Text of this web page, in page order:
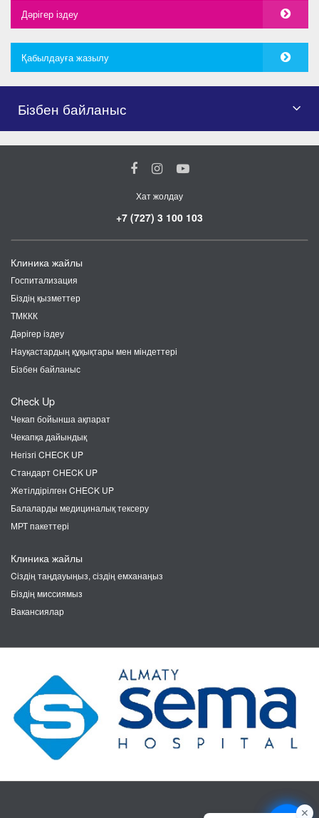
Дәрігер іздеу
Қабылдауға жазылу
Бізбен байланыс
Хат жолдау
+7 (727) 3 100 103
Клиника жайлы
Госпитализация
Біздің қызметтер
ТМККК
Дәрігер іздеу
Науқастардың құқықтары мен міндеттері
Бізбен байланыс
Check Up
Чекап бойынша ақпарат
Чекапқа дайындық
Негізгі CHECK UP
Стандарт CHECK UP
Жетілдірілген CHECK UP
Балаларды медициналық тексеру
МРТ пакеттері
Клиника жайлы
Cіздің таңдауыңыз, сіздің емханаңыз
Біздің миссиямыз
Вакансиялар